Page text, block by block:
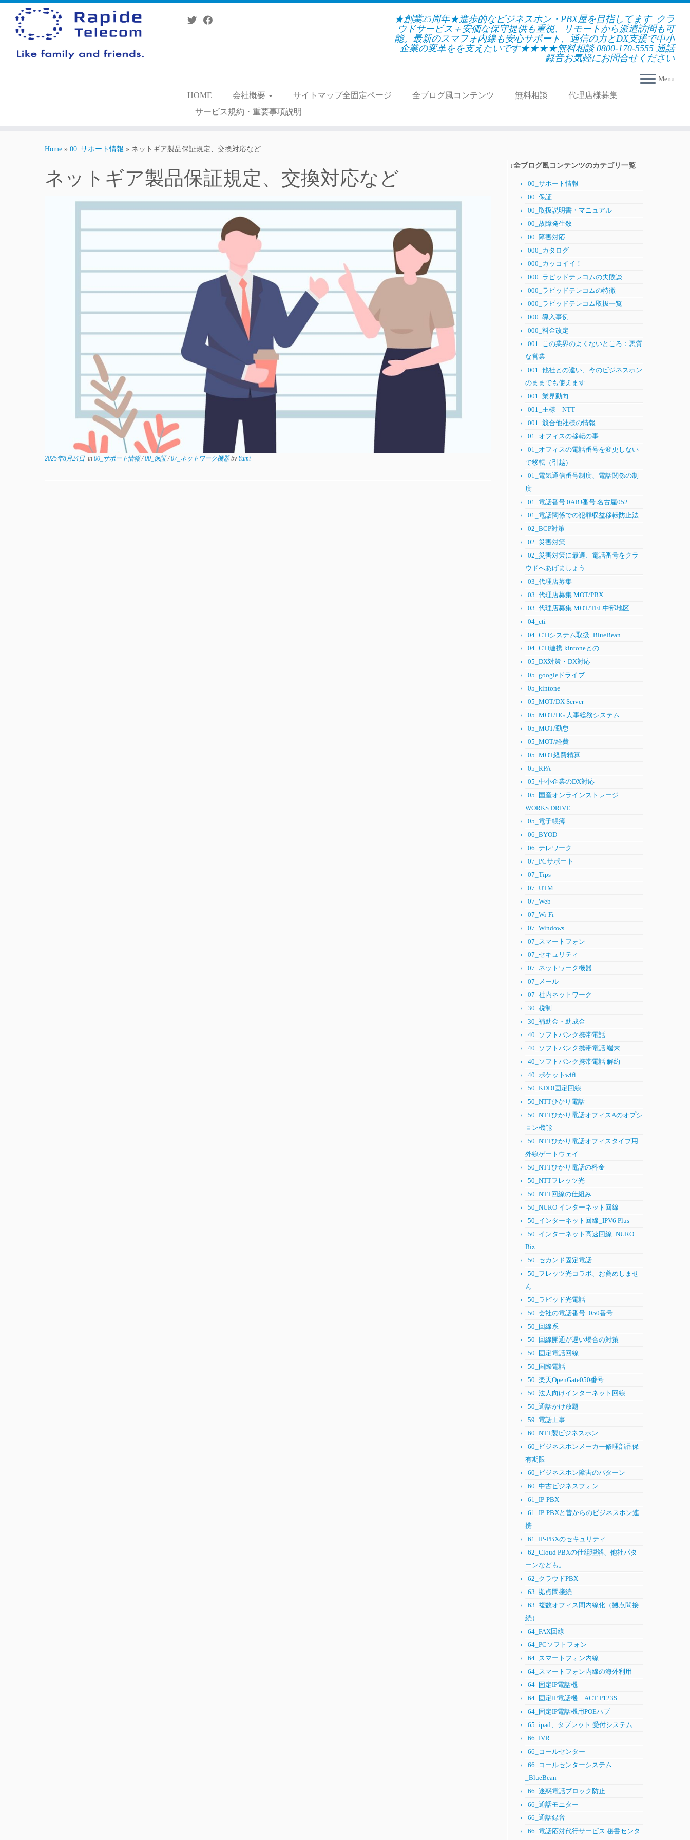
Skip
content
★創業25周年★進歩的なビジネスホン・PBX屋を目指してます_クラ
ウドサービス＋安価な保守提供も重視、リモートから派遣訪問も可
能。最新のスマフォ内線も安心サポート、通信の力とDX支援で中小
企業の変革をを支えたいです★★★★無料相談 0800-170-5555 通話
録音お気軽にお問合せください
Menu
HOME 会社概要 サイトマップ全固定ページ 全ブログ風コンテンツ 無料相談
代理店様募集
サービス規約・重要事項説明
Home » 00_サポート情報 » ネットギア製品保証規定、交換対応など
ネットギア製品保証規定、交換対応など
2025年8月24日 in 00_サポート情報/00_保証/07_ネットワーク機器byYumi
↓全ブログ風コンテンツのカテゴリ一覧
00_サポート情報
00_保証
00_取扱説明書・マニュアル
00_故障発生数
00_障害対応
000_カタログ
000_カッコイイ！
000_ラピッドテレコムの失敗談
000_ラピッドテレコムの特徴
000_ラピッドテレコム取扱一覧
000_導入事例
000_料金改定
001_この業界のよくないところ：悪質
な営業
001_他社との違い、今のビジネスホン
のままでも使えます
001_業界動向
001_王様 NTT
001_競合他社様の情報
01_オフィスの移転の事
01_オフィスの電話番号を変更しない
で移転（引越）
01_電気通信番号制度、電話関係の制
度
01_電話番号 0ABJ番号 名古屋052
01_電話関係での犯罪収益移転防止法
02_BCP対策
02_災害対策
02_災害対策に最適、電話番号をクラ
ウドへあげましょう
03_代理店募集
03_代理店募集 MOT/PBX
03_代理店募集 MOT/TEL中部地区
04_cti
04_CTIシステム取扱_BlueBean
04_CTI連携 kintoneとの
05_DX対策・DX対応
05_googleドライブ
05_kintone
05_MOT/DX Server
05_MOT/HG 人事総務システム
05_MOT/勤怠
05_MOT/経費
05_MOT経費精算
05_RPA
05_中小企業のDX対応
05_国産オンラインストレージ
WORKS DRIVE
05_電子帳簿
06_BYOD
06_テレワーク
07_PCサポート
07_Tips
07_UTM
07_Web
07_Wi-Fi
07_Windows
07_スマートフォン
07_セキュリティ
07_ネットワーク機器
07_メール
07_社内ネットワーク
30_税制
30_補助金・助成金
40_ソフトバンク携帯電話
40_ソフトバンク携帯電話 端末
40_ソフトバンク携帯電話 解約
40_ポケットwifi
50_KDDI固定回線
50_NTTひかり電話
50_NTTひかり電話オフィスAのオプシ
ョン機能
50_NTTひかり電話オフィスタイプ用
外線ゲートウェイ
50_NTTひかり電話の料金
50_NTTフレッツ光
50_NTT回線の仕組み
50_NURO インターネット回線
50_インターネット回線_IPV6 Plus
50_インターネット高速回線_NURO
Biz
50_セカンド固定電話
50_フレッツ光コラボ、お薦めしませ
ん
50_ラピッド光電話
50_会社の電話番号_050番号
50_回線系
50_回線開通が遅い場合の対策
50_固定電話回線
50_国際電話
50_楽天OpenGate050番号
50_法人向けインターネット回線
50_通話かけ放題
59_電話工事
60_NTT製ビジネスホン
60_ビジネスホンメーカー修理部品保
有期限
60_ビジネスホン障害のパターン
60_中古ビジネスフォン
61_IP-PBX
61_IP-PBXと昔からのビジネスホン連
携
61_IP-PBXのセキュリティ
62_Cloud PBXの仕組理解、他社パタ
ーンなども。
62_クラウドPBX
63_拠点間接続
63_複数オフィス間内線化（拠点間接
続）
64_FAX回線
64_PCソフトフォン
64_スマートフォン内線
64_スマートフォン内線の海外利用
64_固定IP電話機
64_固定IP電話機 ACT P123S
64_固定IP電話機用POEハブ
65_ipad、タブレット 受付システム
66_IVR
66_コールセンター
66_コールセンターシステム
_BlueBean
66_迷惑電話ブロック防止
66_通話モニター
66_通話録音
66_電話応対代行サービス 秘書センタ